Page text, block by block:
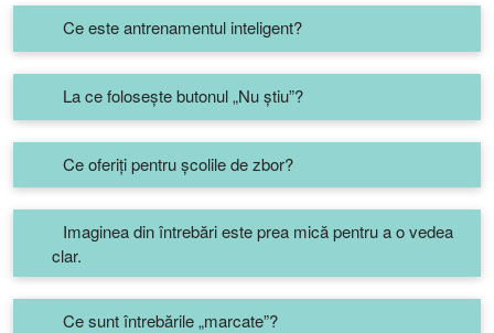
Ce este antrenamentul inteligent?
La ce folosește butonul „Nu știu”?
Ce oferiți pentru școlile de zbor?
Imaginea din întrebări este prea mică pentru a o vedea
clar.
Ce sunt întrebările „marcate”?